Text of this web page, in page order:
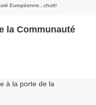
Européenne...chutt!
la Communauté